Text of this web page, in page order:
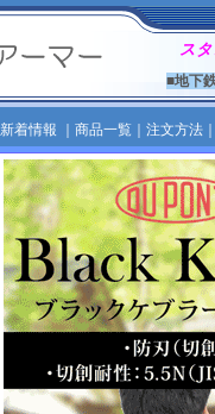
ス
■地下
新着情報 商品一覧｜ 注文方法